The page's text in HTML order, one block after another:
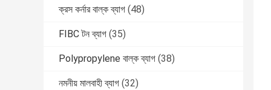
ক্রস কর্নার বাল্ক ব্যাগ (48)
FIBC টন ব্যাগ (35)
Polypropylene বাল্ক ব্যাগ (38)
নমনীয় মালবাহী ব্যাগ (32)